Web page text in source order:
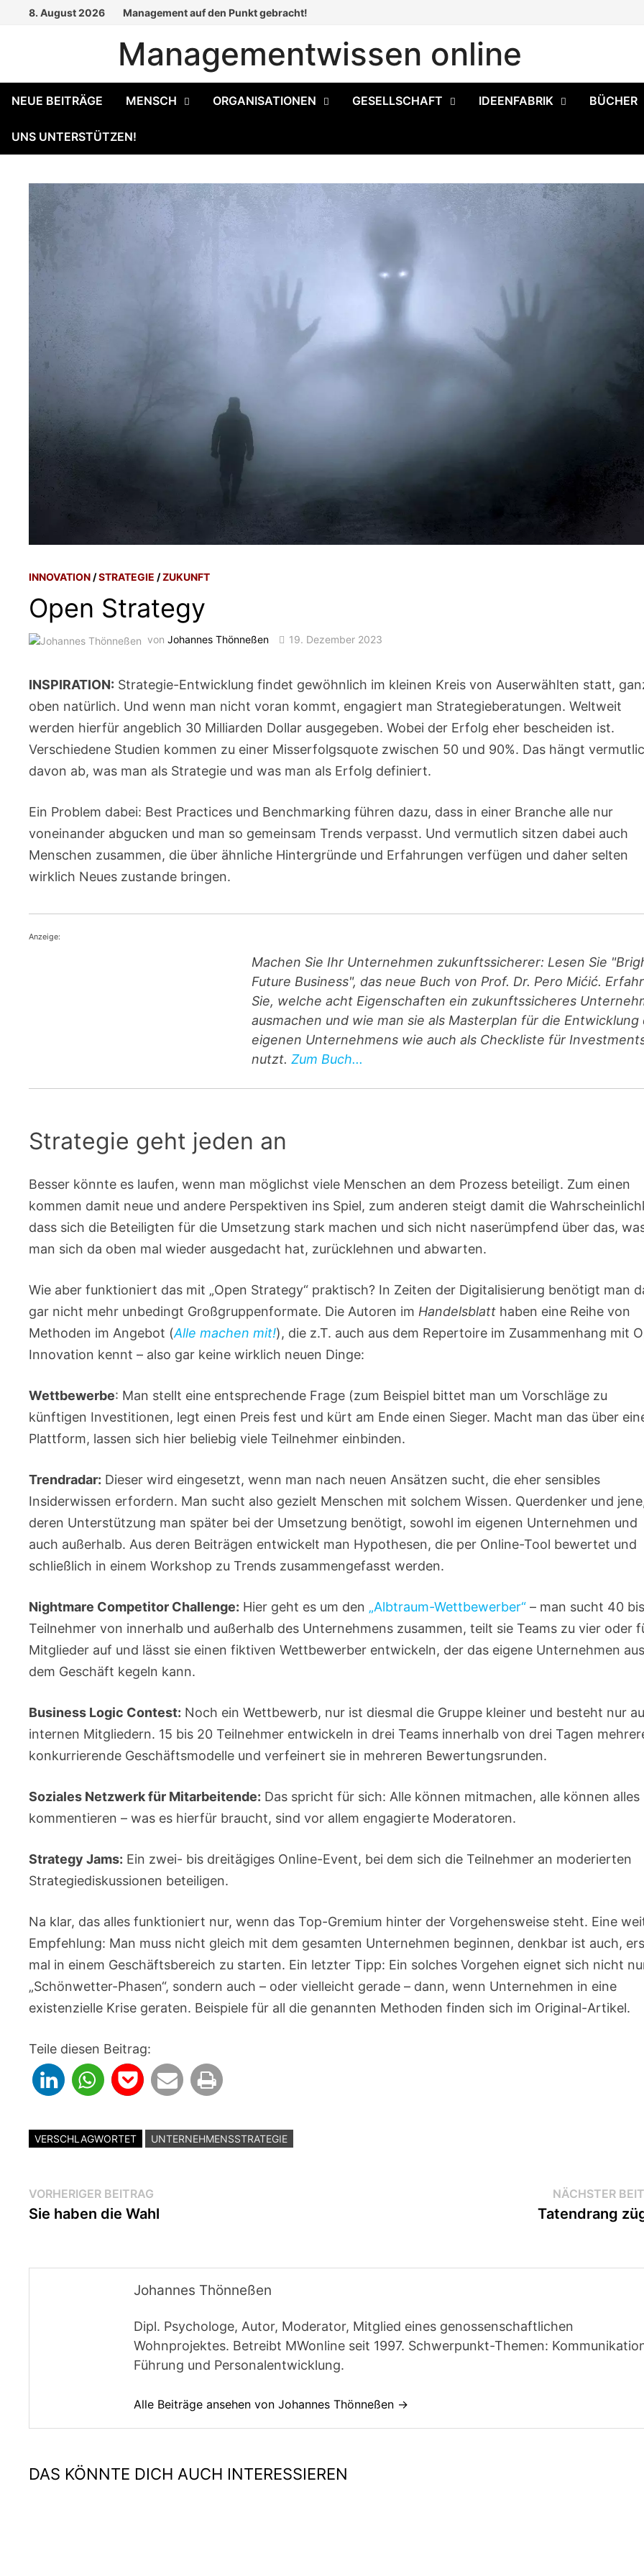
8. August 2026 Management auf den Punkt gebracht!
Managementwissen online
NEUE BEITRÄGE MENSCH ORGANISATIONEN GESELLSCHAFT IDEENFABRIK BÜCHER
UNS UNTERSTÜTZEN!
INNOVATION /STRATEGIE /ZUKUNFT
Open Strategy
vonJohannes Thönneßen 19. Dezember 2023
INSPIRATION: Strategie-Entwicklung findet gewöhnlich im kleinen Kreis von Auserwählten statt,
oben natürlich. Und wenn man nicht voran kommt, engagiert man Strategieberatungen. Weltweit
werden hierfür angeblich 30 Milliarden Dollar ausgegeben. Wobei der Erfolg eher bescheiden ist.
Verschiedene Studien kommen zu einer Misserfolgsquote zwischen 50 und 90%. Das hängt
davon ab, was man als Strategie und was man als Erfolg definiert.
Ein Problem dabei: Best Practices und Benchmarking führen dazu, dass in einer Branche alle nur
voneinander abgucken und man so gemeinsam Trends verpasst. Und vermutlich sitzen dabei auch
Menschen zusammen, die über ähnliche Hintergründe und Erfahrungen verfügen und daher selten
wirklich Neues zustande bringen.
Anzeige:
Machen Sie Ihr Unternehmen zukunftssicherer: Lesen Sie
Future Business", das neue Buch von Prof. Dr. Pero Mićić.
Sie, welche acht Eigenschaften ein zukunftssicheres
ausmachen und wie man sie als Masterplan für die Entwicklung
eigenen Unternehmens wie auch als Checkliste für
nutzt.Zum Buch...
Strategie geht jeden an
Besser könnte es laufen, wenn man möglichst viele Menschen an dem Prozess beteiligt. Zum einen
kommen damit neue und andere Perspektiven ins Spiel, zum anderen steigt damit die
dass sich die Beteiligten für die Umsetzung stark machen und sich nicht naserümpfend über das,
man sich da oben mal wieder ausgedacht hat, zurücklehnen und abwarten.
Wie aber funktioniert das mit „Open Strategy“ praktisch? In Zeiten der Digitalisierung benötigt man
gar nicht mehr unbedingt Großgruppenformate. Die Autoren im Handelsblatt haben eine Reihe von
Methoden im Angebot (Alle machen mit!), die z.T. auch aus dem Repertoire im Zusammenhang mit
Innovation kennt – also gar keine wirklich neuen Dinge:
Wettbewerbe: Man stellt eine entsprechende Frage (zum Beispiel bittet man um Vorschläge zu
künftigen Investitionen, legt einen Preis fest und kürt am Ende einen Sieger. Macht man das über
Plattform, lassen sich hier beliebig viele Teilnehmer einbinden.
Trendradar: Dieser wird eingesetzt, wenn man nach neuen Ansätzen sucht, die eher sensibles
Insiderwissen erfordern. Man sucht also gezielt Menschen mit solchem Wissen. Querdenker und
deren Unterstützung man später bei der Umsetzung benötigt, sowohl im eigenen Unternehmen und
auch außerhalb. Aus deren Beiträgen entwickelt man Hypothesen, die per Online-Tool bewertet und
schließlich in einem Workshop zu Trends zusammengefasst werden.
Nightmare Competitor Challenge: Hier geht es um den „Albtraum-Wettbewerber“ – man sucht 40
Teilnehmer von innerhalb und außerhalb des Unternehmens zusammen, teilt sie Teams zu vier oder
Mitglieder auf und lässt sie einen fiktiven Wettbewerber entwickeln, der das eigene Unternehmen aus
dem Geschäft kegeln kann.
Business Logic Contest: Noch ein Wettbewerb, nur ist diesmal die Gruppe kleiner und besteht nur
internen Mitgliedern. 15 bis 20 Teilnehmer entwickeln in drei Teams innerhalb von drei Tagen
konkurrierende Geschäftsmodelle und verfeinert sie in mehreren Bewertungsrunden.
Soziales Netzwerk für Mitarbeitende: Das spricht für sich: Alle können mitmachen, alle können alles
kommentieren – was es hierfür braucht, sind vor allem engagierte Moderatoren.
Strategy Jams: Ein zwei- bis dreitägiges Online-Event, bei dem sich die Teilnehmer an moderierten
Strategiediskussionen beteiligen.
Na klar, das alles funktioniert nur, wenn das Top-Gremium hinter der Vorgehensweise steht. Eine
Empfehlung: Man muss nicht gleich mit dem gesamten Unternehmen beginnen, denkbar ist auch,
mal in einem Geschäftsbereich zu starten. Ein letzter Tipp: Ein solches Vorgehen eignet sich nicht
„Schönwetter-Phasen“, sondern auch – oder vielleicht gerade – dann, wenn Unternehmen in eine
existenzielle Krise geraten. Beispiele für all die genannten Methoden finden sich im Original-Artikel.
Teile diesen Beitrag:
VERSCHLAGWORTET UNTERNEHMENSSTRATEGIE
Beitragsnavigation
VORHERIGER BEITRAG
Beitrag:
Sie haben die Wahl
NÄCHSTER
Tatendrang
Johannes Thönneßen
Dipl. Psychologe, Autor, Moderator, Mitglied eines genossenschaftlichen
Wohnprojektes. Betreibt MWonline seit 1997. Schwerpunkt-Themen:
Führung und Personalentwicklung.
Alle Beiträge ansehen von Johannes Thönneßen →
DAS KÖNNTE DICH AUCH INTERESSIEREN